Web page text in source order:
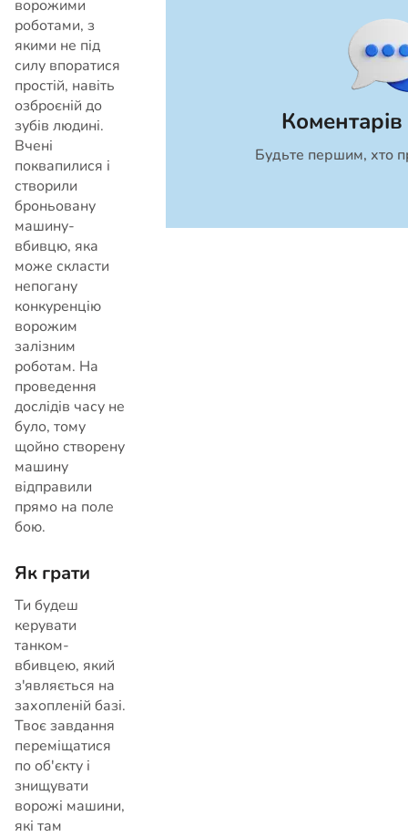
ворожими
роботами, з
якими не під
силу впоратися
простій, навіть
озброєній до
зубів людині.
Вчені
поквапилися і
створили
броньовану
машину-
вбивцю, яка
може скласти
непогану
конкуренцію
ворожим
залізним
роботам. На
проведення
дослідів часу не
було, тому
щойно створену
машину
відправили
прямо на поле
бою.
Як грати
Ти будеш
керувати
танком-
вбивцею, який
з'являється на
захопленій базі.
Твоє завдання
переміщатися
по об'єкту і
знищувати
ворожі машини,
які там
Будьте першим, хто
Скасувати